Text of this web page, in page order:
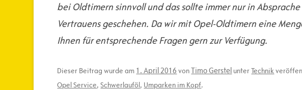
bei Oldtimern sinnvoll und das sollte immer nur in
Vertrauens geschehen. Da wir mit Opel-Oldtimern eine
Ihnen für entsprechende Fragen gern zur Verfügung.
Dieser Beitrag wurde am 1. April 2016 vonTimo Gerstel unterTechnik
Opel Service,Schwerlauföl, Umparken im Kopf.